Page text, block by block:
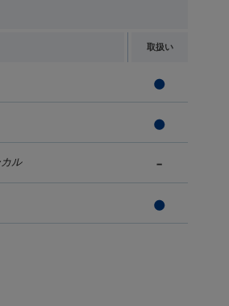
取扱い
ル